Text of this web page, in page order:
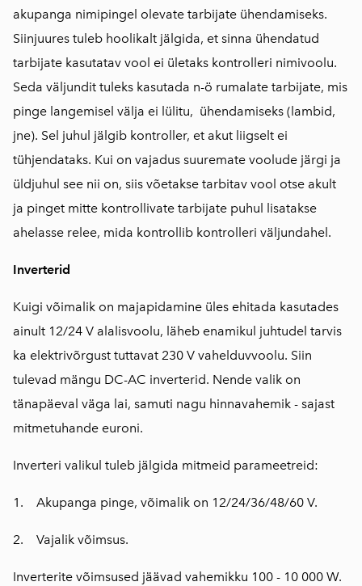
akupanga nimipingel olevate tarbijate ühendamiseks.
Siinjuures tuleb hoolikalt jälgida, et sinna ühendatud
tarbijate kasutatav vool ei ületaks kontrolleri nimivoolu.
Seda väljundit tuleks kasutada n-ö rumalate tarbijate, mis
pinge langemisel välja ei lülitu, ühendamiseks (lambid,
jne). Sel juhul jälgib kontroller, et akut liigselt ei
tühjendataks. Kui on vajadus suuremate voolude järgi ja
üldjuhul see nii on, siis võetakse tarbitav vool otse akult
ja pinget mitte kontrollivate tarbijate puhul lisatakse
ahelasse relee, mida kontrollib kontrolleri väljundahel.
Inverterid
Kuigi võimalik on majapidamine üles ehitada kasutades
ainult 12/24 V alalisvoolu, läheb enamikul juhtudel tarvis
ka elektrivõrgust tuttavat 230 V vahelduvvoolu. Siin
tulevad mängu DC-AC inverterid. Nende valik on
tänapäeval väga lai, samuti nagu hinnavahemik - sajast
mitmetuhande euroni.
Inverteri valikul tuleb jälgida mitmeid parameetreid:
1. Akupanga pinge, võimalik on 12/24/36/48/60 V.
2. Vajalik võimsus.
Inverterite võimsused jäävad vahemikku 100 - 10 000 W.